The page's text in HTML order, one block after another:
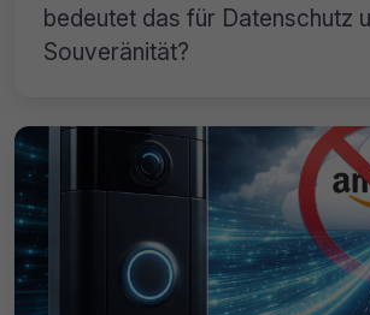
bedeutet das für Datenschutz
Souveränität?